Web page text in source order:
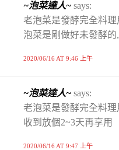
~泡菜達人~ says:
老泡菜是發酵完全料
泡菜是剛做好未發酵
2020/06/16 AT 9:46 上午
~泡菜達人~ says:
老泡菜是發酵完全料
收到放個2~3天再享用
2020/06/16 AT 9:47 上午